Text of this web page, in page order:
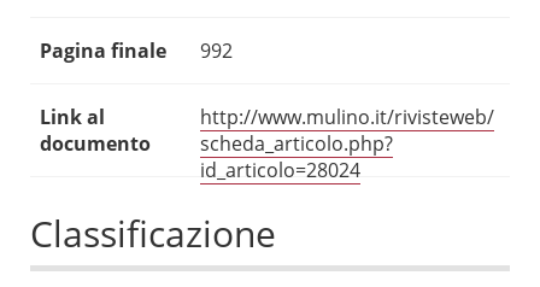
Pagina finale 992
Link al
documento
http://www.mulino.it/rivisteweb/
scheda_articolo.php?
id_articolo=28024
Classificazione